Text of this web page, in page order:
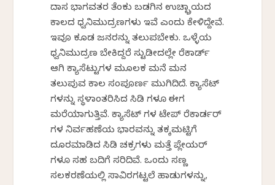
ದಾಸ ಭಾಗವತರ ತೆಂಕು ಬಡಗಿನ ಉಚ್ಛ್ರಾಯದ
ಕಾಲದ ಧ್ವನಿಮುದ್ರಣಗಳು ಇವೆ ಎಂದು ಕೇಳಿದ್ದೇವೆ.
ಇವೂ ಕೂಡ ಜನರನ್ನು ತಲುಪಬೇಕು. ಒಳ್ಳೆಯ
ಧ್ವನಿಮುದ್ರಣ ಬೇಕಿದ್ದರೆ ಸ್ಟುಡಿಯೋದಲ್ಲೇ ರೆಕಾರ್ಡ್
ಆಗಿ ಕ್ಯಾಸೆಟ್ಟುಗಳ ಮೂಲಕ ಮನೆ ಮನ
ತಲುಪುವ ಕಾಲ ಸಂಪೂರ್ಣ ಮುಗಿದಿದೆ. ಕ್ಯಾಸೆಟ್
ಗಳನ್ನು ಸ್ಥಳಾಂತರಿಸಿದ ಸಿಡಿ ಗಳೂ ಈಗ
ಮರೆಯಾಗುತ್ತಿವೆ. ಕ್ಯಾಸೆಟ್ ಗಳ ಟೇಪ್ ರೆಕಾರ್ಡರ್
ಗಳ ನಿರ್ವಹಣೆಯ ಭಾರವನ್ನು ತಕ್ಕಮಟ್ಟಿಗೆ
ದೂರಮಾಡಿದ ಸಿಡಿ ಚಕ್ರಗಳು ಮತ್ತೆ ಪ್ಲೇಯರ್
ಗಳೂ ಸಹ ಬದಿಗೆ ಸರಿದಿವೆ. ಒಂದು ಸಣ್ಣ
ಸಲಕರಣೆಯಲ್ಲಿ ಸಾವಿರಗಟ್ಟಲೆ ಹಾಡುಗಳನ್ನು,